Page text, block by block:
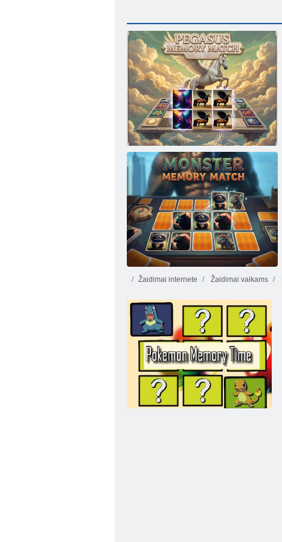
Pegaso atminties rungtynės
Monstrų atminties rungtynės
Žaidimai internete Žaidimai vaikams